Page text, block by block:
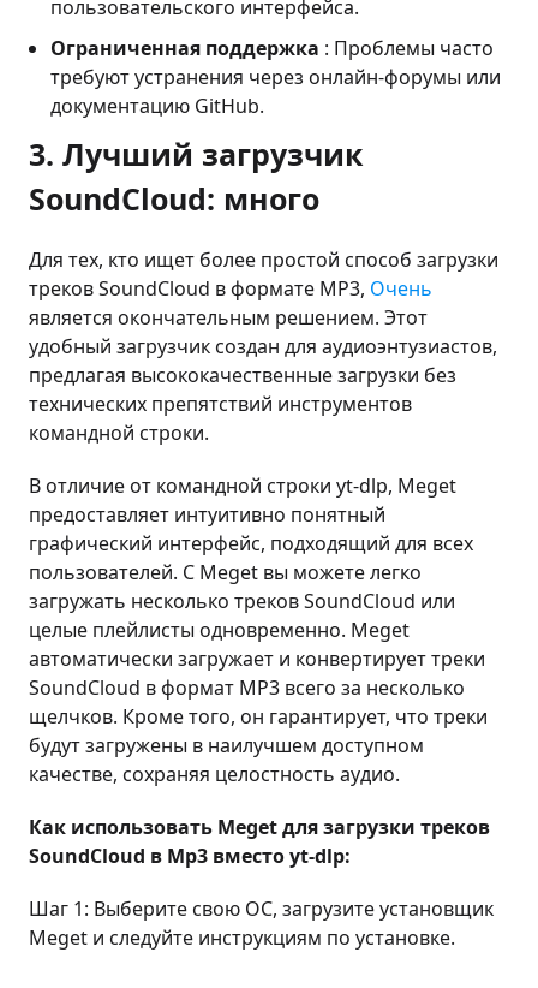
пользовательского интерфейса.
Ограниченная поддержка : Проблемы часто
требуют устранения через онлайн-форумы или
документацию GitHub.
3. Лучший загрузчик
SoundCloud: много
Для тех, кто ищет более простой способ загрузки
треков SoundCloud в формате MP3, Очень
является окончательным решением. Этот
удобный загрузчик создан для аудиоэнтузиастов,
предлагая высококачественные загрузки без
технических препятствий инструментов
командной строки.
В отличие от командной строки yt-dlp, Meget
предоставляет интуитивно понятный
графический интерфейс, подходящий для всех
пользователей. С Meget вы можете легко
загружать несколько треков SoundCloud или
целые плейлисты одновременно. Meget
автоматически загружает и конвертирует треки
SoundCloud в формат MP3 всего за несколько
щелчков. Кроме того, он гарантирует, что треки
будут загружены в наилучшем доступном
качестве, сохраняя целостность аудио.
Как использовать Meget для загрузки треков
SoundCloud в Mp3 вместо yt-dlp:
Шаг 1: Выберите свою ОС, загрузите установщик
Meget и следуйте инструкциям по установке.